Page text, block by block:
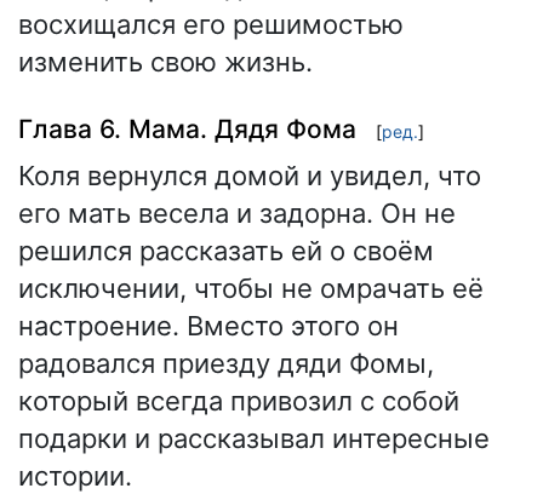
восхищался его решимостью
изменить свою жизнь.
Глава 6. Мама. Дядя Фома [ред.]
Коля вернулся домой и увидел, что
его мать весела и задорна. Он не
решился рассказать ей о своём
исключении, чтобы не омрачать её
настроение. Вместо этого он
радовался приезду дяди Фомы,
который всегда привозил с собой
подарки и рассказывал интересные
истории.